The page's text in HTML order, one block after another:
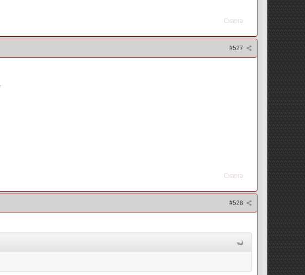
Скарга
#527
Скарга
#528